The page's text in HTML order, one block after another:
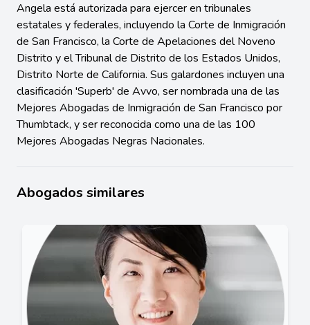
Angela está autorizada para ejercer en tribunales
estatales y federales, incluyendo la Corte de Inmigración
de San Francisco, la Corte de Apelaciones del Noveno
Distrito y el Tribunal de Distrito de los Estados Unidos,
Distrito Norte de California. Sus galardones incluyen una
clasificación 'Superb' de Avvo, ser nombrada una de las
Mejores Abogadas de Inmigración de San Francisco por
Thumbtack, y ser reconocida como una de las 100
Mejores Abogadas Negras Nacionales.
Abogados similares